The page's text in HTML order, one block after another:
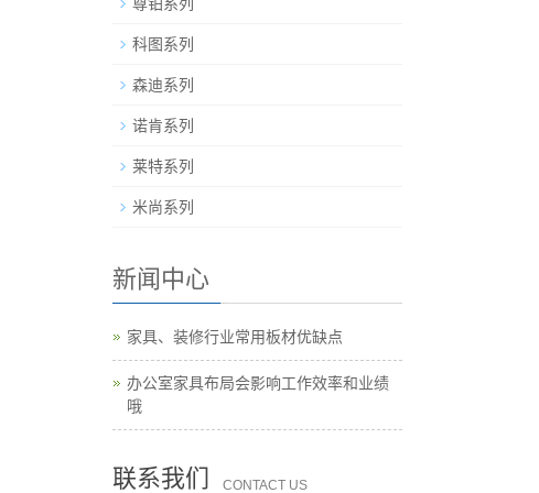
科图系列
森迪系列
诺肯系列
莱特系列
米尚系列
新闻中心
家具、装修行业常用板材优缺点
办公室家具布局会影响工作效率和业绩
哦
联系我们 CONTACT US